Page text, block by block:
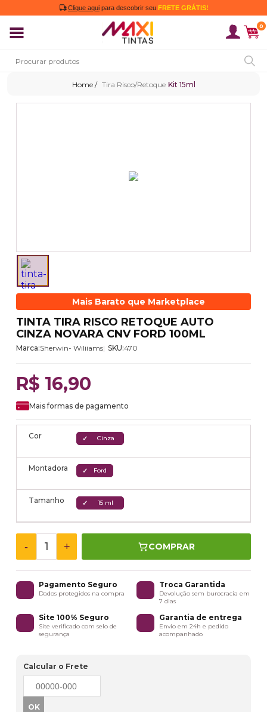
Clique aqui para descobrir seu FRETE GRÁTIS!
0
Tira Risco/Retoque Kit 15ml
Mais Barato que Marketplace
TINTA TIRA RISCO RETOQUE AUTO
CINZA NOVARA CNV FORD 100ML
Marca:Sherwin- Wiliiams SKU:470
R$ 16,90
Mais formas de pagamento
Cor Cinza
Montadora Ford
Tamanho 15 ml
- + COMPRAR
Pagamento Seguro
Dados protegidos na compra
Troca Garantida
Devolução sem burocracia em
7 dias
Site 100% Seguro
Site verificado com selo de
segurança
Garantia de entrega
Envio em 24h e pedido
acompanhado
Calcular o Frete